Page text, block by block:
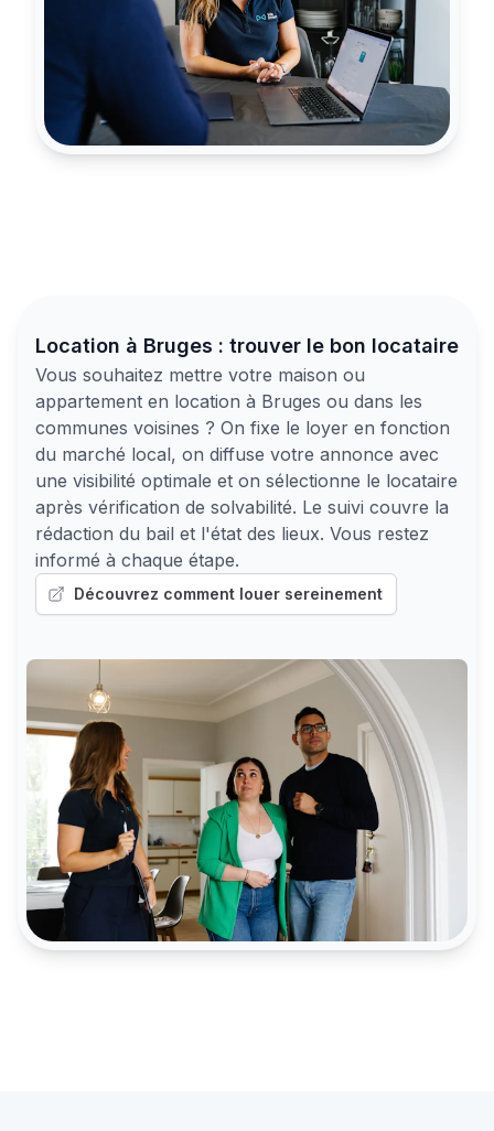
Location à Bruges : trouver le bon locataire
Vous souhaitez mettre votre maison ou
appartement en location à Bruges ou dans les
communes voisines ? On fixe le loyer en fonction
du marché local, on diffuse votre annonce avec
une visibilité optimale et on sélectionne le locataire
après vérification de solvabilité. Le suivi couvre la
rédaction du bail et l'état des lieux. Vous restez
informé à chaque étape.
Découvrez comment louer sereinement